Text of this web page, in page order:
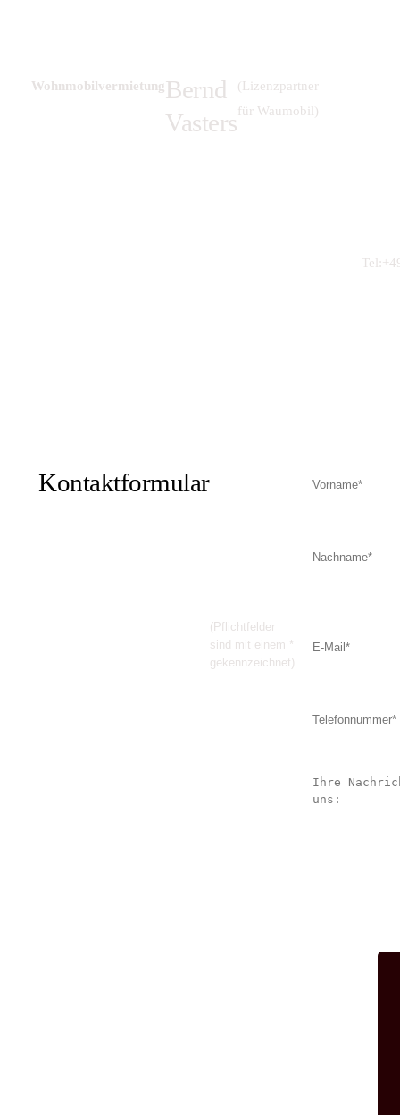
WohnmobilvermietungBernd
Vasters
(Lizenzpartner
für Waumobil)
Kontaktformular
(Pflichtfelder
sind mit einem *
gekennzeichnet)